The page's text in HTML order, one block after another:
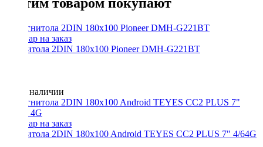
Магнитола 2DIN 180x100 Pioneer DMH-G221BT
Нет в наличии
Магнитола 2DIN 180x100 Android TEYES CC2 PLUS 7" 4/64G